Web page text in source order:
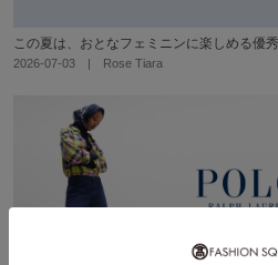
この夏は、おとなフェミニンに楽しめる優
2026-07-03 | Rose Tiara